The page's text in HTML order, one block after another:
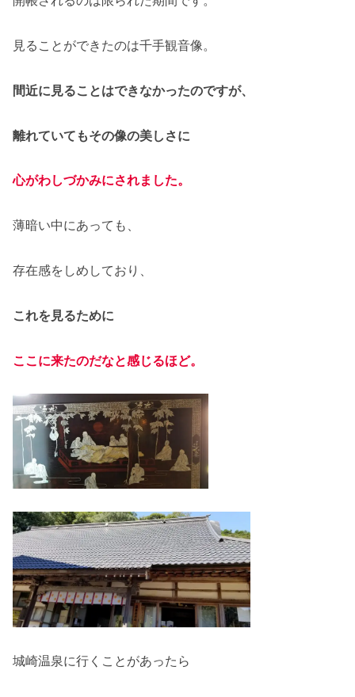
見ることができたのは千手観音像。
間近に見ることはできなかったのですが、
離れていてもその像の美しさに
心がわしづかみにされました。
薄暗い中にあっても、
存在感をしめしており、
これを見るために
ここに来たのだなと感じるほど。
城崎温泉に行くことがあったら